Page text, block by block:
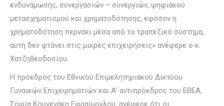
ενδυνάμωσης, συνεργασιών – συνεργιών, ψηφιακού
μετασχηματισμού και χρηματοδότησης, εφόσον η
χρηματοδότηση περνάει μέσα από το τραπεζικό σύστημα,
αυτή δεν φτάνει στις μικρές επιχειρήσεις» ανέφερε ο κ.
Χατζηθεοδοσίου.
Η πρόεδρος του Εθνικού Επιμελητηριακού Δικτύου
Γυναικών Επιχειρηματιών και Α’ αντιπρόεδρος του ΕΒΕΑ,
Σοφία Κουνενάκη Εφραίμογλου, ανέφερε ότι οι